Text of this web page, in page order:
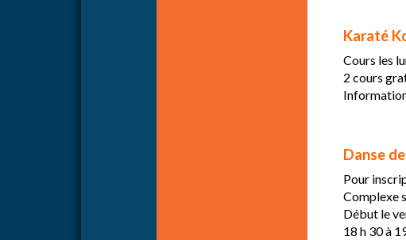
Karaté
Cours les
2 cours
Danse
Pour
Complexe
Début le
18 h 30 à